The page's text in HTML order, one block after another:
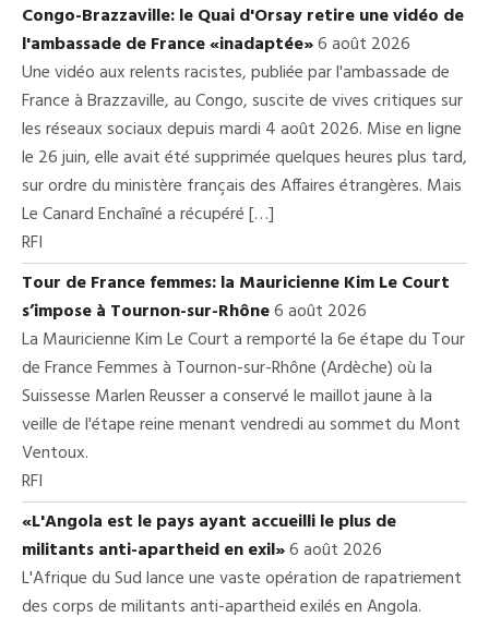
Congo-Brazzaville: le Quai d'Orsay retire une vidéo de
l'ambassade de France «inadaptée»6 août 2026
Une vidéo aux relents racistes, publiée par l'ambassade de
France à Brazzaville, au Congo, suscite de vives critiques sur
les réseaux sociaux depuis mardi 4 août 2026. Mise en ligne
le 26 juin, elle avait été supprimée quelques heures plus tard,
sur ordre du ministère français des Affaires étrangères. Mais
Le Canard Enchaîné a récupéré […]
RFI
Tour de France femmes: la Mauricienne Kim Le Court
s’impose à Tournon-sur-Rhône6 août 2026
La Mauricienne Kim Le Court a remporté la 6e étape du Tour
de France Femmes à Tournon-sur-Rhône (Ardèche) où la
Suissesse Marlen Reusser a conservé le maillot jaune à la
veille de l'étape reine menant vendredi au sommet du Mont
Ventoux.
RFI
«L'Angola est le pays ayant accueilli le plus de
militants anti-apartheid en exil»6 août 2026
L'Afrique du Sud lance une vaste opération de rapatriement
des corps de militants anti-apartheid exilés en Angola.